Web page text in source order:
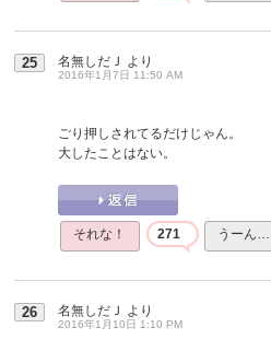
25 名無しだＪ より
2016年1月7日 11:50 AM
ごり押しされてるだけじゃん。
大したことはない。
それな！ 271 うーん…
26 名無しだＪ より
2016年1月10日 1:10 PM